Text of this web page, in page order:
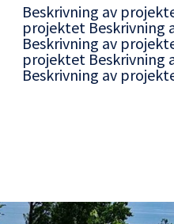
Beskrivning av
projektet Beskrivning
Beskrivning av
projektet Beskrivning
Beskrivning av